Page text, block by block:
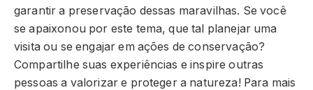
garantir a preservação dessas maravilhas. Se você
se apaixonou por este tema, que tal planejar uma
visita ou se engajar em ações de conservação?
Compartilhe suas experiências e inspire outras
pessoas a valorizar e proteger a natureza! Para mais